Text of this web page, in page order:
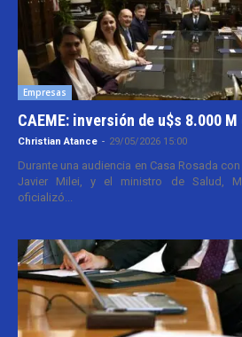
Empresas
CAEME: inversión de u$s 8.000
Christian Atance - 29/05/2026 15:00
Durante una audiencia en Casa Rosada
Javier Milei, y el ministro de Salud,
oficializó...